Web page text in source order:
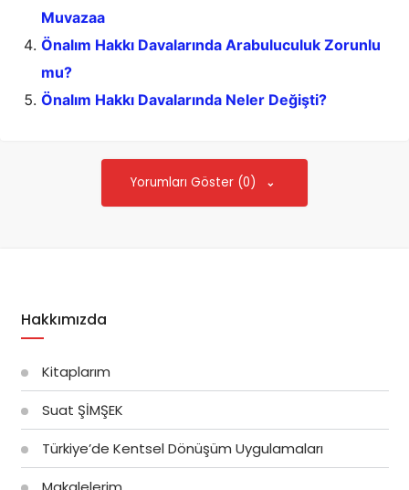
Muvazaa
Önalım Hakkı Davalarında Arabuluculuk Zorunlu
mu?
Önalım Hakkı Davalarında Neler Değişti?
Yorumları Göster (0)
Hakkımızda
Kitaplarım
Suat ŞİMŞEK
Türkiye’de Kentsel Dönüşüm Uygulamaları